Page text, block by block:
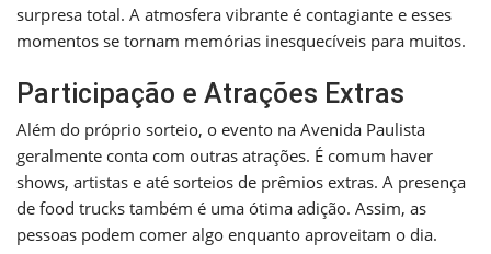
surpresa total. A atmosfera vibrante é contagiante e esses
momentos se tornam memórias inesquecíveis para muitos.
Participação e Atrações Extras
Além do próprio sorteio, o evento na Avenida Paulista
geralmente conta com outras atrações. É comum haver
shows, artistas e até sorteios de prêmios extras. A presença
de food trucks também é uma ótima adição. Assim, as
pessoas podem comer algo enquanto aproveitam o dia.